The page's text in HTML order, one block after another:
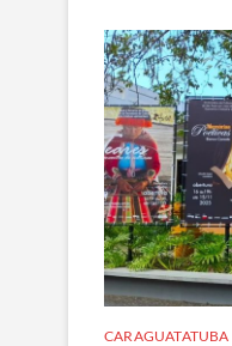
CARAGUATATUBA